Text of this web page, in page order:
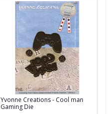
Yvonne Creations - Cool man
Gaming Die